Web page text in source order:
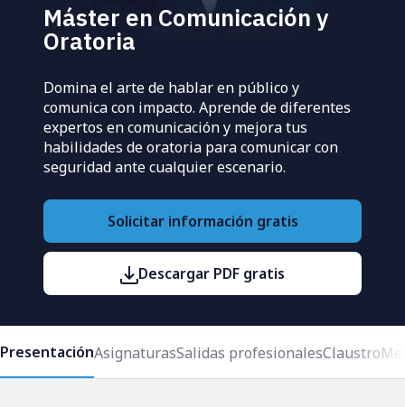
Máster en Comunicación y
Oratoria
Domina el arte de hablar en público y
comunica con impacto. Aprende de diferentes
expertos en comunicación y mejora tus
habilidades de oratoria para comunicar con
seguridad ante cualquier escenario.
Solicitar información gratis
Descargar PDF gratis
PresentaciónAsignaturasSalidas profesionalesClaustro